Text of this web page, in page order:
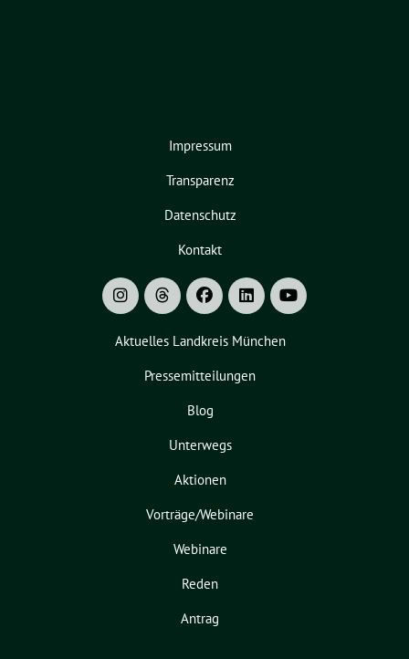
Impressum
Transparenz
Datenschutz
Kontakt
Aktuelles Landkreis München
Pressemitteilungen
Blog
Unterwegs
Aktionen
Vorträge/Webinare
Webinare
Reden
Antrag